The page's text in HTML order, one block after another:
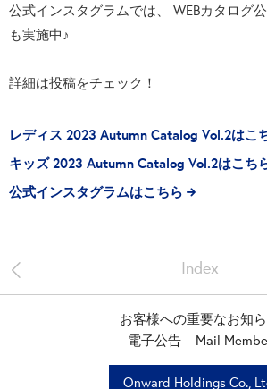
公式インスタグラムでは、 WEBカタログ
も実施中♪
詳細は投稿をチェック！
レディス 2023 Autumn Catalog Vol.2はこ
キッズ 2023 Autumn Catalog Vol.2はこち
公式インスタグラムはこちら
< Index
お客様への重要なお知
電子公告
Mail
Onward Holdings Co.,